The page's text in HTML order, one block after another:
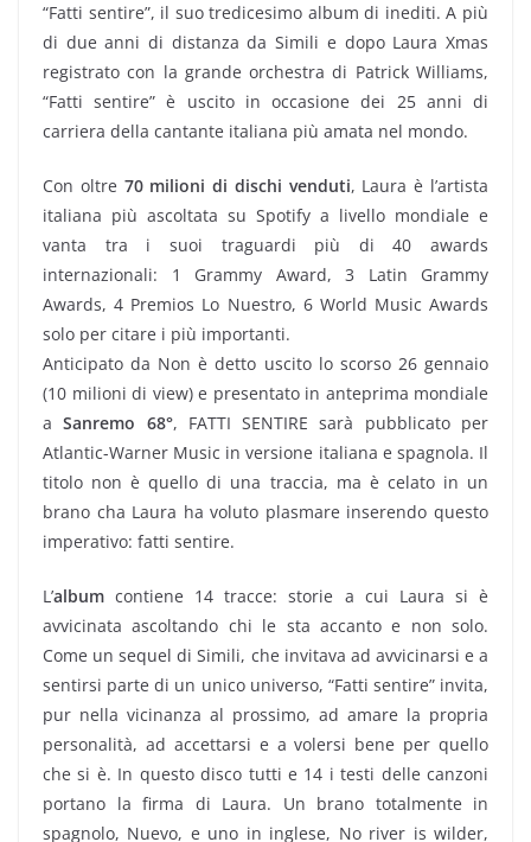
“Fatti sentire”, il suo tredicesimo album di inediti. A più
di due anni di distanza da Simili e dopo Laura Xmas
registrato con la grande orchestra di Patrick Williams,
“Fatti sentire” è uscito in occasione dei 25 anni di
carriera della cantante italiana più amata nel mondo.
Con oltre 70 milioni di dischi venduti, Laura è l’artista
italiana più ascoltata su Spotify a livello mondiale e
vanta tra i suoi traguardi più di 40 awards
internazionali: 1 Grammy Award, 3 Latin Grammy
Awards, 4 Premios Lo Nuestro, 6 World Music Awards
solo per citare i più importanti.
Anticipato da Non è detto uscito lo scorso 26 gennaio
(10 milioni di view) e presentato in anteprima mondiale
aSanremo 68°, FATTI SENTIRE sarà pubblicato per
Atlantic-Warner Music in versione italiana e spagnola. Il
titolo non è quello di una traccia, ma è celato in un
brano cha Laura ha voluto plasmare inserendo questo
imperativo: fatti sentire.
L’album contiene 14 tracce: storie a cui Laura si è
avvicinata ascoltando chi le sta accanto e non solo.
Come un sequel di Simili, che invitava ad avvicinarsi e a
sentirsi parte di un unico universo, “Fatti sentire” invita,
pur nella vicinanza al prossimo, ad amare la propria
personalità, ad accettarsi e a volersi bene per quello
che si è. In questo disco tutti e 14 i testi delle canzoni
portano la firma di Laura. Un brano totalmente in
spagnolo, Nuevo, e uno in inglese, No river is wilder,